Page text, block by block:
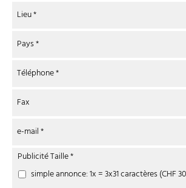
Lieu*
Pays*
Téléphone*
Fax
e-mail*
Publicité Taille*
simple annonce: 1x = 3x31 caractères (CHF